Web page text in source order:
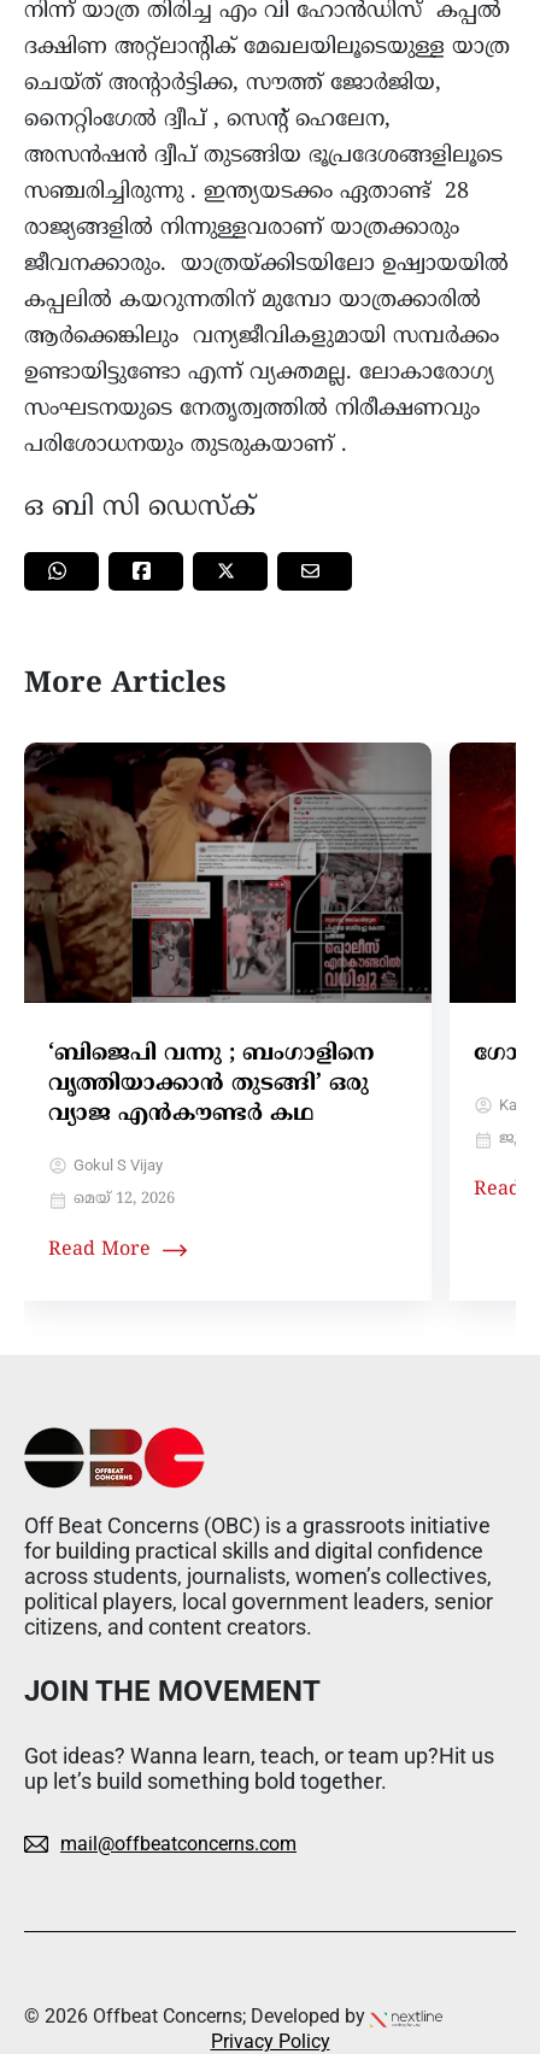
നിന്ന് യാത്ര തിരിച്ച എം വി ഹോൻഡിസ് കപ്പൽ
ദക്ഷിണ അറ്റ്ലാന്റിക് മേഖലയിലൂടെയുള്ള യാത്ര
ചെയ്ത് അന്റാർട്ടിക്ക, സൗത്ത് ജോർജിയ,
നൈറ്റിംഗേൽ ദ്വീപ് , സെന്റ് ഹെലേന,
അസൻഷൻ ദ്വീപ് തുടങ്ങിയ ഭൂപ്രദേശങ്ങളിലൂടെ
സഞ്ചരിച്ചിരുന്നു . ഇന്ത്യയടക്കം ഏതാണ്ട് 28
രാജ്യങ്ങളിൽ നിന്നുള്ളവരാണ് യാത്രക്കാരും
ജീവനക്കാരും. യാത്രയ്ക്കിടയിലോ ഉഷ്വായയിൽ
കപ്പലിൽ കയറുന്നതിന് മുമ്പോ യാത്രക്കാരിൽ
ആർക്കെങ്കിലും വന്യജീവികളുമായി സമ്പർക്കം
ഉണ്ടായിട്ടുണ്ടോ എന്ന് വ്യക്തമല്ല. ലോകാരോഗ്യ
സംഘടനയുടെ നേതൃത്വത്തിൽ നിരീക്ഷണവും
പരിശോധനയും തുടരുകയാണ് .
ഒ ബി സി ഡെസ്ക്
More Articles
‘ബിജെപി വന്നു ; ബംഗാളിനെ
വൃത്തിയാക്കാൻ തുടങ്ങി’ ഒരു
വ്യാജ എൻകൗണ്ടർ കഥ
Gokul S Vijay
മെയ്‌ 12, 2026
Read More
ജൂൺ
Read
Off Beat Concerns (OBC) is a grassroots initiative
for building practical skills and digital confidence
across students, journalists, women’s collectives,
political players, local government leaders, senior
citizens, and content creators.
JOIN THE MOVEMENT
Got ideas? Wanna learn, teach, or team up?Hit us
up let’s build something bold together.
mail@offbeatconcerns.com
© 2026 Offbeat Concerns; Developed by
Privacy Policy